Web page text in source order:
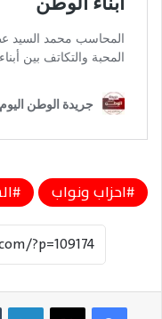
احزاب ونواب
فيسبوك ‫X لينكدإن